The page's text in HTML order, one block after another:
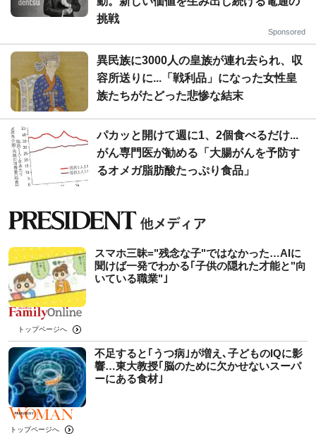
挑戦
Sponsored
異民族に3000人の皇族が連れ去られ、収
容所送りに...「戦利品」になった女性皇
族たちがたどった悲惨な結末
パカッと開けて週に1、2個食べるだけ...
がん専門医が勧める「大腸がんを予防す
るオメガ脂肪酸たっぷり食品」
スマホ三昧="残念な子"ではなかった…AIに
聞けば一発でわかる｢子供の隠れた才能と"向
いている職業"｣
トップページへ
不足すると｢うつ病｣が増え､子どものIQに影
響…東大教授｢脳のために欠かせないスーパ
ーにある食材｣
トップページへ